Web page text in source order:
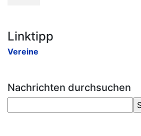
Linktipp
Vereine
Nachrichten durchsuchen